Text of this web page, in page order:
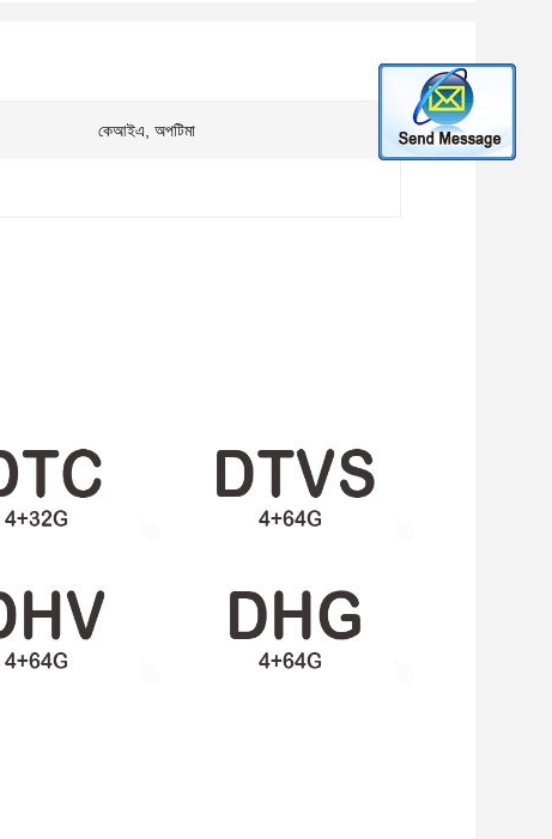
কেআইএ, অপটিমা